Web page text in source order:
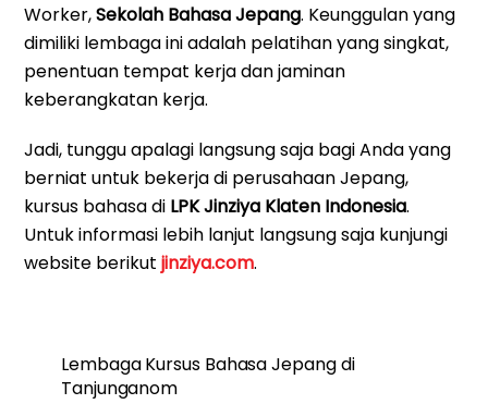
Worker,Sekolah Bahasa Jepang. Keunggulan yang
dimiliki lembaga ini adalah pelatihan yang singkat,
penentuan tempat kerja dan jaminan
keberangkatan kerja.
Jadi, tunggu apalagi langsung saja bagi Anda yang
berniat untuk bekerja di perusahaan Jepang,
kursus bahasa di LPK Jinziya Klaten Indonesia.
Untuk informasi lebih lanjut langsung saja kunjungi
website berikutjinziya.com.
Lembaga Kursus Bahasa Jepang di
Tanjunganom